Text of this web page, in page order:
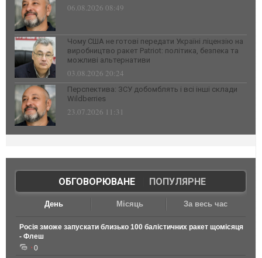
06.08.2026 08:49
Чому США не готові передати Україні ліцензію на
виробництво ракет Patriot: політика, безпека та
можливі альтернативи
03.08.2026 20:24
Перспектива: ЗСУ добомблять і всі інші склади
Wildberries
23.07.2026 11:31
ОБГОВОРЮВАНЕ| ПОПУЛЯРНЕ
День Місяць За весь час
Росія зможе запускати близько 100 балістичних ракет щомісяця
- Флеш
0